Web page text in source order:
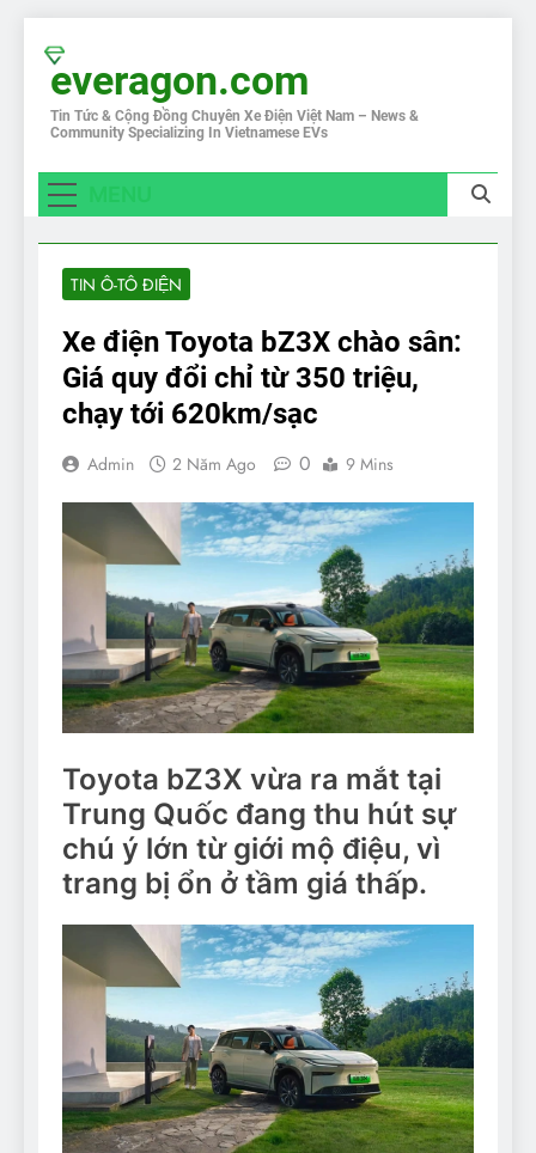
content
everagon.com
Tin Tức & Cộng Đồng Chuyên Xe Điện Việt Nam – News &
Community Specializing In Vietnamese EVs
TIN Ô-TÔ ĐIỆN
Xe điện Toyota bZ3X chào sân:
Giá quy đổi chỉ từ 350 triệu,
chạy tới 620km/sạc
Admin 2 Năm Ago 0 9 Mins
Toyota bZ3X vừa ra mắt tại
Trung Quốc đang thu hút sự
chú ý lớn từ giới mộ điệu, vì
trang bị ổn ở tầm giá thấp.